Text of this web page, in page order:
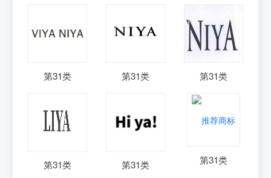
第31类 第31类 第31类
第31类 第31类 第31类